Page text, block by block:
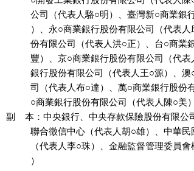
公司（代表人駱○明）、臺灣新○商業
）、永○商業銀行股份有限公司（代
份有限公司（代表人洪○正）、台○商
豐）、京○商業銀行股份有限公司（
銀行股份有限公司（代表人王○源）
司（代表人布○達）、萬○商業銀行股
          ○商業銀行股份有限公司（代表人陳○美）
副    本：中央銀行、中央存款保險股份有限
聯合徵信中心（代表人胡○雄）、中
（代表人李○珠）、金融監督管理委